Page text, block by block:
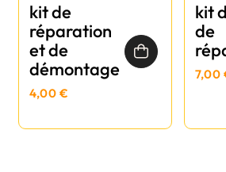
kit de
réparation
et de
démontage
4,00 €
kit
de
7,00